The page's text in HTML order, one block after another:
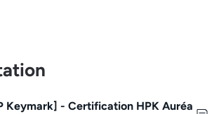
Keymark] - Certification HPK Auréa